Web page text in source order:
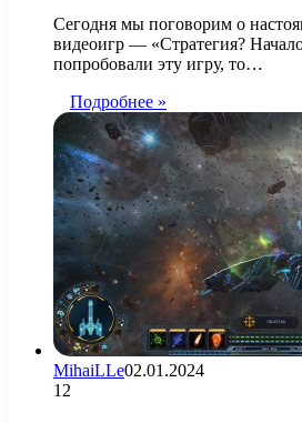
Сегодня мы поговорим о
видеоигр — «Стратегия?
попробовали эту игру, то…
Подробнее »
MihaiLLe02.01.2024
12